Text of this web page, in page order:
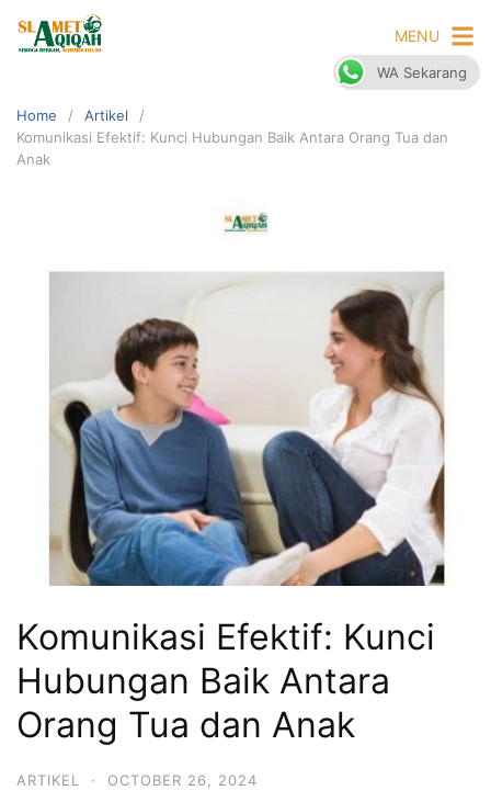
MENU
Home
Artikel
Komunikasi Efektif: Kunci Hubungan Baik Antara Orang Tua dan
Anak
Komunikasi Efektif: Kunci
Hubungan Baik Antara
Orang Tua dan Anak
ARTIKEL · OCTOBER 26, 2024
WA Sekarang